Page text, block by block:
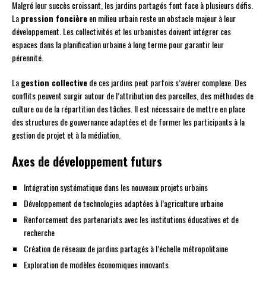
Malgré leur succès croissant, les jardins partagés font face à plusieurs défis.
Lapression foncièreen milieu urbain reste un obstacle majeur à leur
développement. Les collectivités et les urbanistes doivent intégrer ces
espaces dans la planification urbaine à long terme pour garantir leur
pérennité.
Lagestion collectivede ces jardins peut parfois s’avérer complexe. Des
conflits peuvent surgir autour de l’attribution des parcelles, des méthodes de
culture ou de la répartition des tâches. Il est nécessaire de mettre en place
des structures de gouvernance adaptées et de former les participants à la
gestion de projet et à la médiation.
Axes de développement futurs
Intégration systématique dans les nouveaux projets urbains
Développement de technologies adaptées à l’agriculture urbaine
Renforcement des partenariats avec les institutions éducatives et de
recherche
Création de réseaux de jardins partagés à l’échelle métropolitaine
Exploration de modèles économiques innovants